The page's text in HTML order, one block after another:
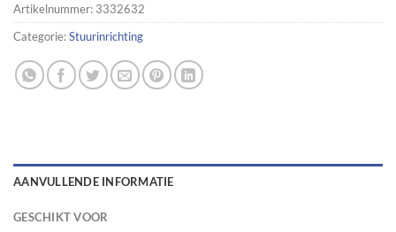
Artikelnummer: 3332632
Categorie:Stuurinrichting
AANVULLENDE INFORMATIE
GESCHIKT VOOR